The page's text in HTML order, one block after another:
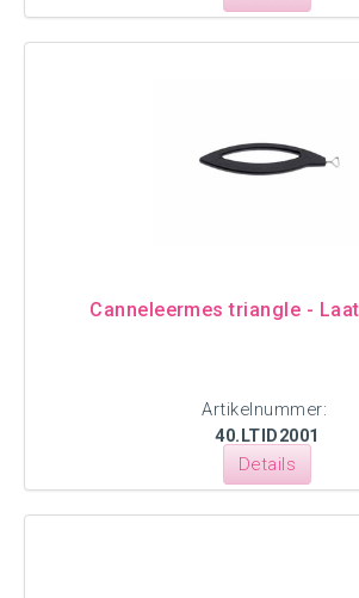
Canneleermes triangle -
Artikelnummer:
40.LTID2001
Details